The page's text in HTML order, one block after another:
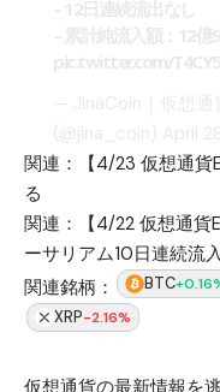
関連：
【4/23 仮想通
る
関連：
【4/22 仮想通
ーサリアム10日連続流入
関連銘柄：
BTC
XRP-2.16%
仮想通貨の最新情報を